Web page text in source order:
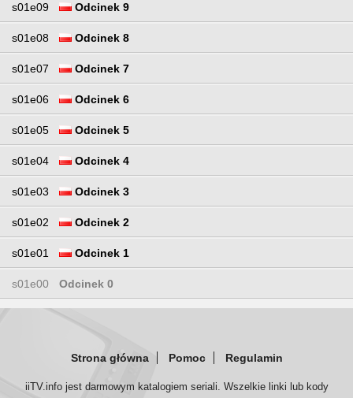
s01e09 Odcinek 9
s01e08 Odcinek 8
s01e07 Odcinek 7
s01e06 Odcinek 6
s01e05 Odcinek 5
s01e04 Odcinek 4
s01e03 Odcinek 3
s01e02 Odcinek 2
s01e01 Odcinek 1
s01e00 Odcinek 0
Strona główna Pomoc Regulamin
iiTV.info jest darmowym katalogiem seriali. Wszelkie linki lub kody